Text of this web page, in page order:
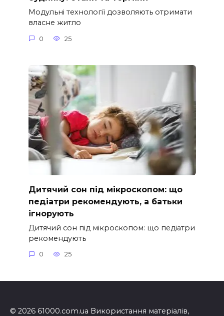
Модульні технології дозволяють отримати
власне житло
0 25
Дитячий сон під мікроскопом: що
педіатри рекомендують, а батьки
ігнорують
Дитячий сон під мікроскопом: що педіатри
рекомендують
0 25
© 2026 61000.com.ua Використання матеріалів,